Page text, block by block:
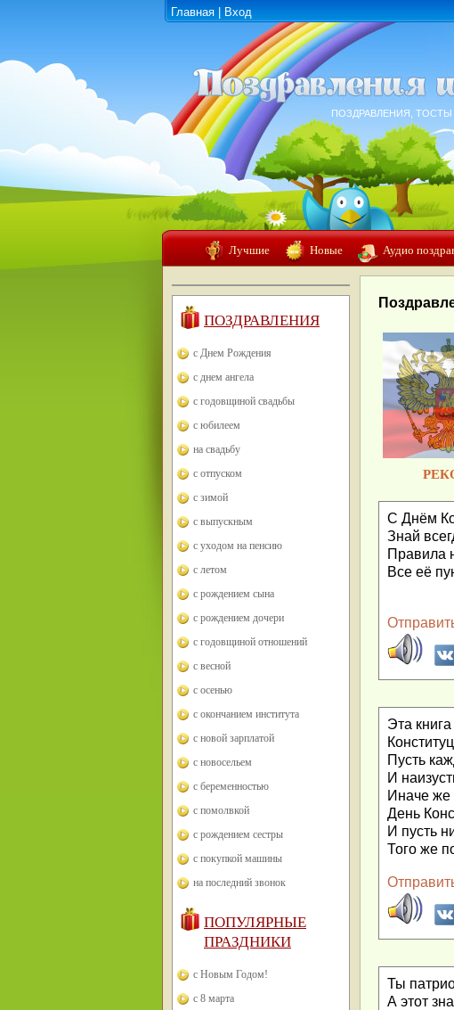
Главная Вход
ПОЗДРАВЛЕНИЯ,
Лучшие Новые Аудио
ПОЗДРАВЛЕНИЯ
с Днем Рождения
с днем ангела
с годовщиной свадьбы
с юбилеем
на свадьбу
с отпуском
с зимой
с выпускным
с уходом на пенсию
с летом
с рождением сына
с рождением дочери
с годовщиной отношений
с весной
с осенью
с окончанием института
с новой зарплатой
с новосельем
с беременностью
с помолвкой
с рождением сестры
с покупкой машины
на последний звонок
ПОПУЛЯРНЫЕ
ПРАЗДНИКИ
с Новым Годом!
с 8 марта
С Днём
Знай
Правила
Все её
Эта
Пусть
И
Иначе же
День
И пусть
Того же
Ты
А этот